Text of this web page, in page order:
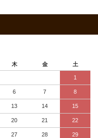
木 金 土
1
6 7 8
13 14 15
20 21 22
27 28 29